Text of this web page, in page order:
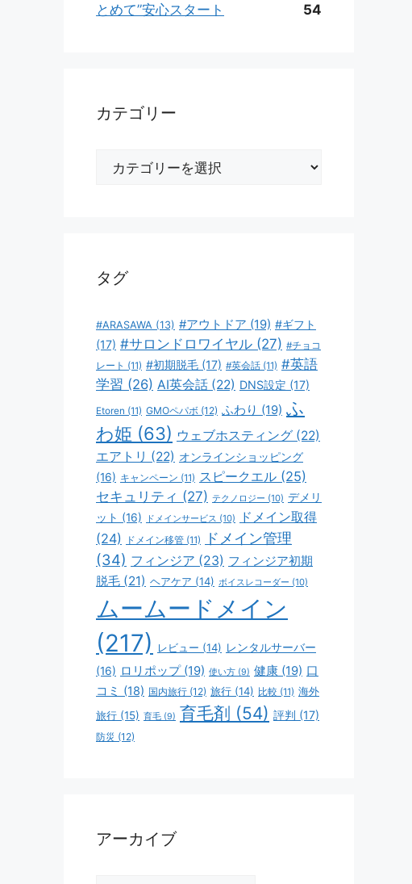
とめて”安心スタート
54
カテゴリー
タグ
#ARASAWA (13) #アウトドア (19) #ギフト
(17) #サロンドロワイヤル (27) #チョコ
レート (11) #初期脱毛 (17) #英会話 (11) #英語
学習 (26) AI英会話 (22) DNS設定 (17)
Etoren (11) GMOペパボ (12) ふわり (19) ふ
わ姫 (63) ウェブホスティング (22)
エアトリ (22) オンラインショッピング
(16) キャンペーン (11) スピークエル (25)
セキュリティ (27) テクノロジー (10) デメリ
ット (16) ドメインサービス (10)
ドメイン取得
(24)
ドメイン移管 (11)
ドメイン管理
(34) フィンジア (23) フィンジア初期
脱毛 (21) ヘアケア (14) ボイスレコーダー (10)
ムームードメイン
(217)
レビュー (14) レンタルサーバー
(16) ロリポップ(19) 使い方 (9) 健康 (19) 口
コミ (18) 国内旅行 (12) 旅行 (14) 比較 (11) 海外
旅行 (15) 育毛 (9) 育毛剤 (54) 評判 (17)
防災 (12)
アーカイブ